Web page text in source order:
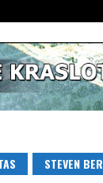
STEVEN